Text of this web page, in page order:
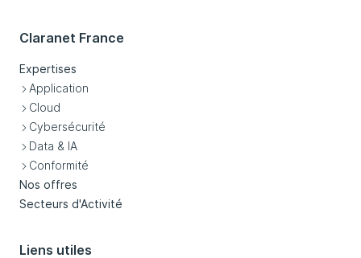
Claranet France
Expertises
Application
Cloud
Cybersécurité
Data & IA
Conformité
Nos offres
Secteurs d'Activité
Liens utiles